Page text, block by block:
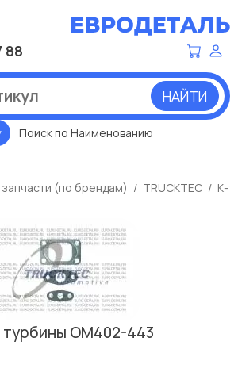
88
НАЙТИ
Поиск по Наименованию
(по брендам) TRUCKTEC К-
турбины ОМ402-443